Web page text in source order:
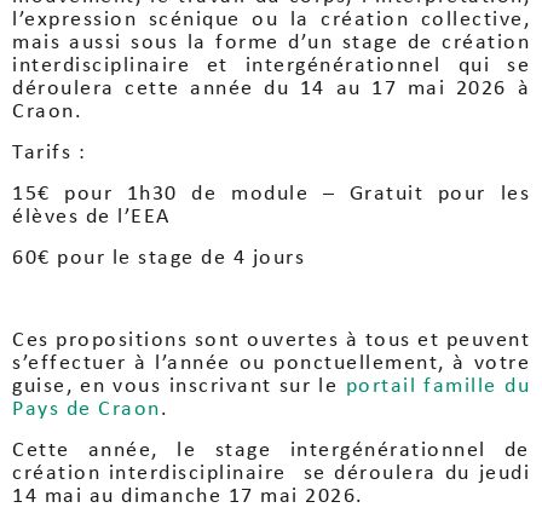
l’expression scénique ou la création collective,
mais aussi sous la forme d’un stage de création
interdisciplinaire et intergénérationnel qui se
déroulera cette année du 14 au 17 mai 2026 à
Craon.
Tarifs :
15€ pour 1h30 de module – Gratuit pour les
élèves de l’EEA
60€ pour le stage de 4 jours
Ces propositions sont ouvertes à tous et peuvent
s’effectuer à l’année ou ponctuellement, à votre
guise, en vous inscrivant sur le portail famille du
Pays de Craon.
Cette année, le stage intergénérationnel de
création interdisciplinaire se déroulera du jeudi
14 mai au dimanche 17 mai 2026.